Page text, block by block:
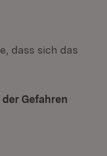
dass sich das
Gefahren